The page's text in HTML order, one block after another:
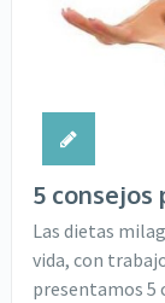
5 consejos
Las dietas
vida, con
presentamos 5